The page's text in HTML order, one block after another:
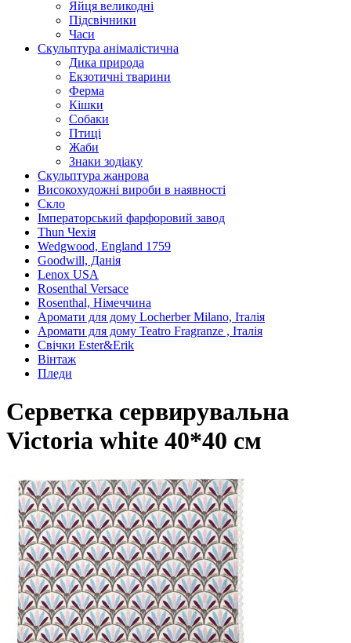
Яйця великодні
Підсвічники
Часи
Скульптура анімалістична
Дика природа
Екзотичні тварини
Ферма
Кішки
Собаки
Птиці
Жаби
Знаки зодіаку
Скульптура жанрова
Високохудожні вироби в наявності
Скло
Імператорський фарфоровий завод
Thun Чехія
Wedgwood, England 1759
Goodwill, Данія
Lenox USA
Rosenthal Versace
Rosenthal, Німеччина
Аромати для дому Locherber Milano, Італія
Аромати для дому Teatro Fragranze , Італія
Свічки Ester&Erik
Вінтаж
Пледи
Серветка сервирувальна
Victoria white 40*40 см